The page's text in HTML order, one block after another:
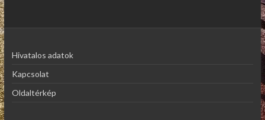
Hivatalos adatok
Kapcsolat
Oldaltérkép